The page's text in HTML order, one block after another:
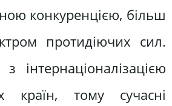
конкуренцією, більш
протидіючих сил.
інтернаціоналізацією
країн, тому сучасні